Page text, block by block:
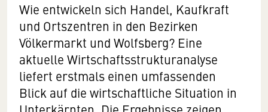
Wie entwickeln sich Handel, Kaufkraft
und Ortszentren in den Bezirken
Völkermarkt und Wolfsberg? Eine
aktuelle Wirtschaftsstrukturanalyse
liefert erstmals einen umfassenden
Blick auf die wirtschaftliche Situation in